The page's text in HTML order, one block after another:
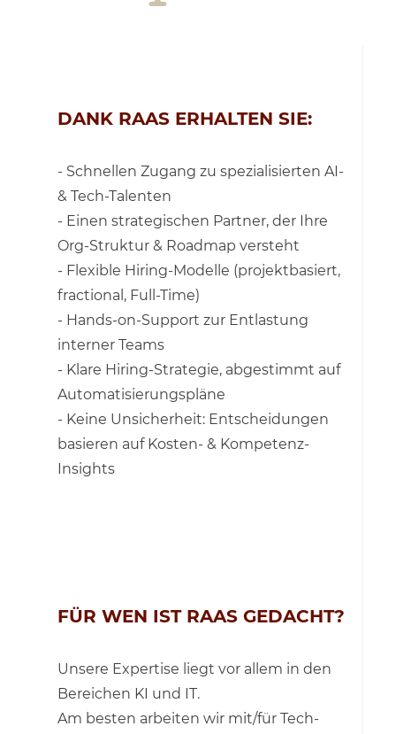
DANK RAAS ERHALTEN SIE:
- Schnellen Zugang zu spezialisierten AI-
& Tech-Talenten
- Einen strategischen Partner, der Ihre
Org-Struktur & Roadmap versteht
- Flexible Hiring-Modelle (projektbasiert,
fractional, Full-Time)
- Hands-on-Support zur Entlastung
interner Teams
- Klare Hiring-Strategie, abgestimmt auf
Automatisierungspläne
- Keine Unsicherheit: Entscheidungen
basieren auf Kosten- & Kompetenz-
Insights
FÜR WEN IST RAAS GEDACHT?
Unsere Expertise liegt vor allem in den
Bereichen KI und IT.
Am besten arbeiten wir mit/für Tech-